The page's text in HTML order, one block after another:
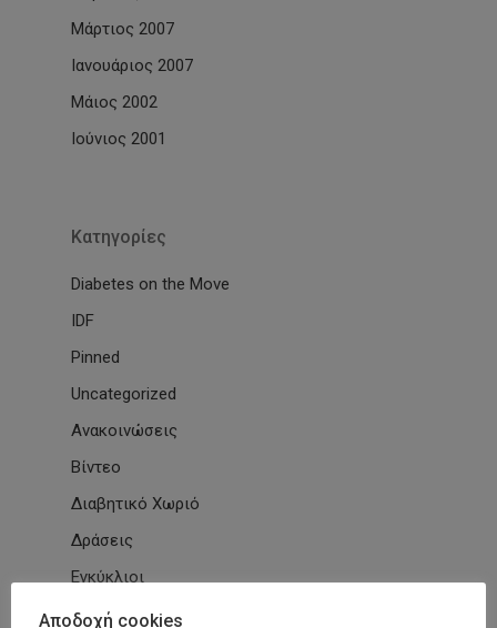
Μάρτιος 2007
Ιανουάριος 2007
Μάιος 2002
Ιούνιος 2001
Kατηγορίες
Diabetes on the Move
IDF
Pinned
Uncategorized
Ανακοινώσεις
Βίντεο
Διαβητικό Χωριό
Δράσεις
Εγκύκλιοι
Εθνικές & Διεθνείς Συμβάσεις
Αποδοχή cookies